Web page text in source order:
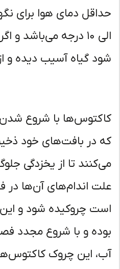
الی ۱۰ درجه می‌باشد و اگر
گیاه آسیب دیده و از
با شروع شدن
در بافت‌های خود ذخیره
تا از یخزدگی
اندام‌های آن‌ها در
چروکیده شود و این
و با شروع مجدد فصل
این چروک کاکتوس‌ها